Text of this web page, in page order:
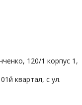
120/1 корпус 1,
квартал, с ул.